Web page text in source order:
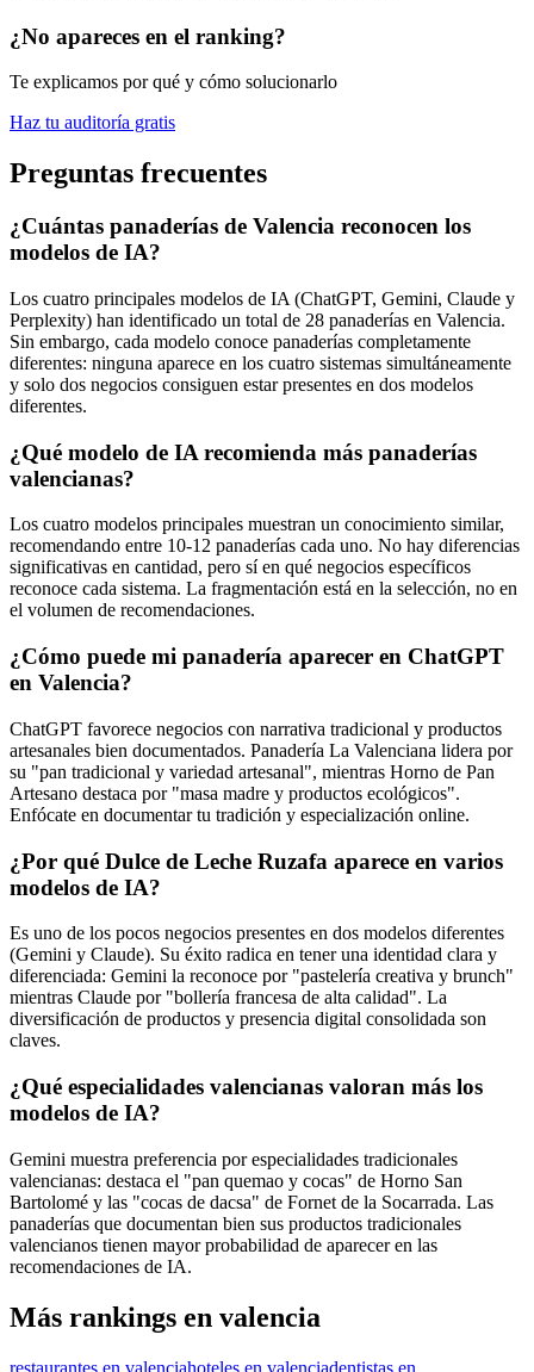
¿No apareces en el ranking?
Te explicamos por qué y cómo solucionarlo
Haz tu auditoría gratis
Preguntas frecuentes
¿Cuántas panaderías de Valencia reconocen los
modelos de IA?
Los cuatro principales modelos de IA (ChatGPT, Gemini, Claude y
Perplexity) han identificado un total de 28 panaderías en Valencia.
Sin embargo, cada modelo conoce panaderías completamente
diferentes: ninguna aparece en los cuatro sistemas simultáneamente
y solo dos negocios consiguen estar presentes en dos modelos
diferentes.
¿Qué modelo de IA recomienda más panaderías
valencianas?
Los cuatro modelos principales muestran un conocimiento similar,
recomendando entre 10-12 panaderías cada uno. No hay diferencias
significativas en cantidad, pero sí en qué negocios específicos
reconoce cada sistema. La fragmentación está en la selección, no en
el volumen de recomendaciones.
¿Cómo puede mi panadería aparecer en ChatGPT
en Valencia?
ChatGPT favorece negocios con narrativa tradicional y productos
artesanales bien documentados. Panadería La Valenciana lidera por
su "pan tradicional y variedad artesanal", mientras Horno de Pan
Artesano destaca por "masa madre y productos ecológicos".
Enfócate en documentar tu tradición y especialización online.
¿Por qué Dulce de Leche Ruzafa aparece en varios
modelos de IA?
Es uno de los pocos negocios presentes en dos modelos diferentes
(Gemini y Claude). Su éxito radica en tener una identidad clara y
diferenciada: Gemini la reconoce por "pastelería creativa y brunch"
mientras Claude por "bollería francesa de alta calidad". La
diversificación de productos y presencia digital consolidada son
claves.
¿Qué especialidades valencianas valoran más los
modelos de IA?
Gemini muestra preferencia por especialidades tradicionales
valencianas: destaca el "pan quemao y cocas" de Horno San
Bartolomé y las "cocas de dacsa" de Fornet de la Socarrada. Las
panaderías que documentan bien sus productos tradicionales
valencianos tienen mayor probabilidad de aparecer en las
recomendaciones de IA.
Más rankings en valencia
restaurantes en valenciahoteles en valenciadentistas en